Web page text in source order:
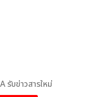
รับข่าวสารใหม่